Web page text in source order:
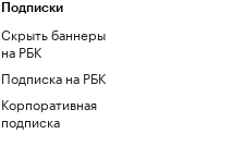
Подписки
Скрыть баннеры
на РБК
Подписка на РБК
Корпоративная
подписка